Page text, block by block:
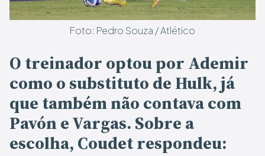
Foto: Pedro Souza / Atlético
O treinador optou por Ademir
como o substituto de Hulk, já
que também não contava com
Pavón e Vargas. Sobre a
escolha, Coudet respondeu: